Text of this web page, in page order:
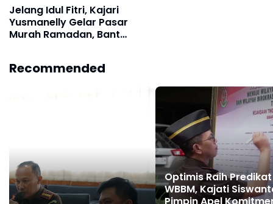
Jelang Idul Fitri, Kajari
Yusmanelly Gelar Pasar
Murah Ramadan, Bantu
Bersubsidi
Recommended
Optimis Raih Predikat
WBBM, Kajati